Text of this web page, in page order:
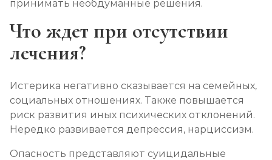
принимать необдуманные решения.
Что ждет при отсутствии
лечения?
Истерика негативно сказывается на семейных,
социальных отношениях. Также повышается
риск развития иных психических отклонений.
Нередко развивается депрессия, нарциссизм.
Опасность представляют суицидальные